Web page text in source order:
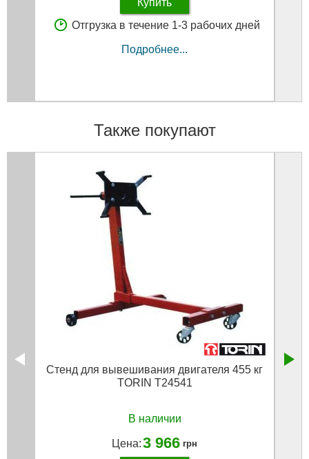
Купить
Отгрузка в течение 1-3 рабочих дней
Подробнее...
Также покупают
Стенд для вывешивания двигателя 455 кг
TORIN T24541
В наличии
Цена:3 966 грн